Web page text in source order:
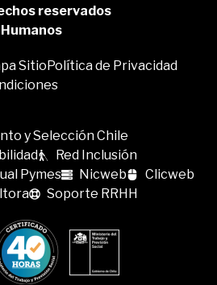
reservados
SitioPolítica de Privacidad
y Selección Chile
Red Inclusión
Pymes
Nicweb
Clicweb
Soporte RRHH